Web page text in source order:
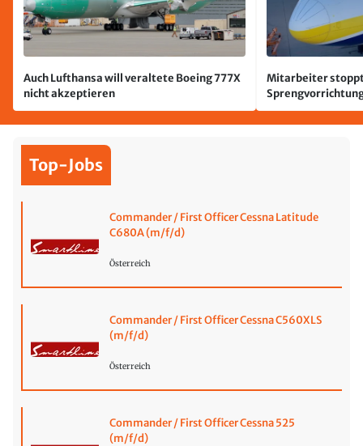
Auch Lufthansa will veraltete Boeing 777X
nicht akzeptieren
Mitarbeiter
Leipzig/Halle
Top-Jobs
Commander / First Officer Cessna Latitude
C680A (m/f/d)
Österreich
Commander / First Officer Cessna C560XLS
(m/f/d)
Österreich
Commander / First Officer Cessna 525
(m/f/d)